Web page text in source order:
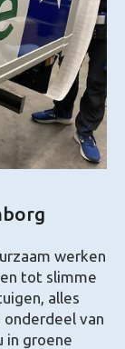
werken
tot slimme
alles
van
in groene